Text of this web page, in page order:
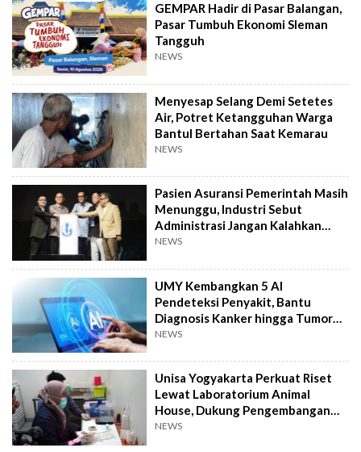
GEMPAR Hadir di Pasar Balangan,
Pasar Tumbuh Ekonomi Sleman
Tangguh
NEWS
Menyesap Selang Demi Setetes
Air, Potret Ketangguhan Warga
Bantul Bertahan Saat Kemarau
NEWS
Pasien Asuransi Pemerintah Masih
Menunggu, Industri Sebut
Administrasi Jangan Kalahkan
Kemanusiaan
NEWS
UMY Kembangkan 5 AI
Pendeteksi Penyakit, Bantu
Diagnosis Kanker hingga Tumor
Otak Lebih Cepat
NEWS
Unisa Yogyakarta Perkuat Riset
Lewat Laboratorium Animal
House, Dukung Pengembangan
Kandidat Obat
NEWS